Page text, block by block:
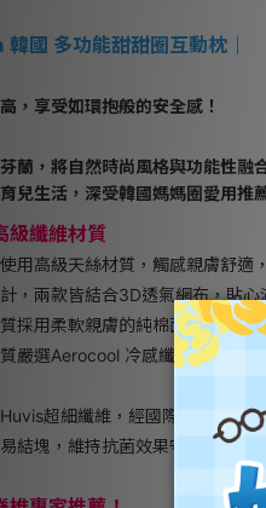
國 多功能甜甜圈互動枕｜
，享受如環抱般的安全感！
蘭，將自然時尚風格與功能性融
兒生活，深受韓國媽媽圈愛用推
級纖維材質
用高級天絲材質，觸感親膚舒適
，兩款皆結合3D透氣網布，貼心
採用柔軟親膚的純棉面料，適合
嚴選Aerocool 冷感纖維，快速達
超細纖維，經國際認證抗菌
結塊，維持抗菌效果守護寶寶健